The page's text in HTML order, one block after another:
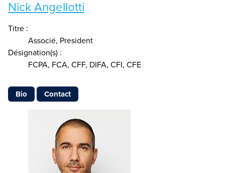
Nick Angellotti
Titre :
Associé, President
Désignation(s) :
FCPA, FCA, CFF, DIFA, CFI, CFE
Bio Contact